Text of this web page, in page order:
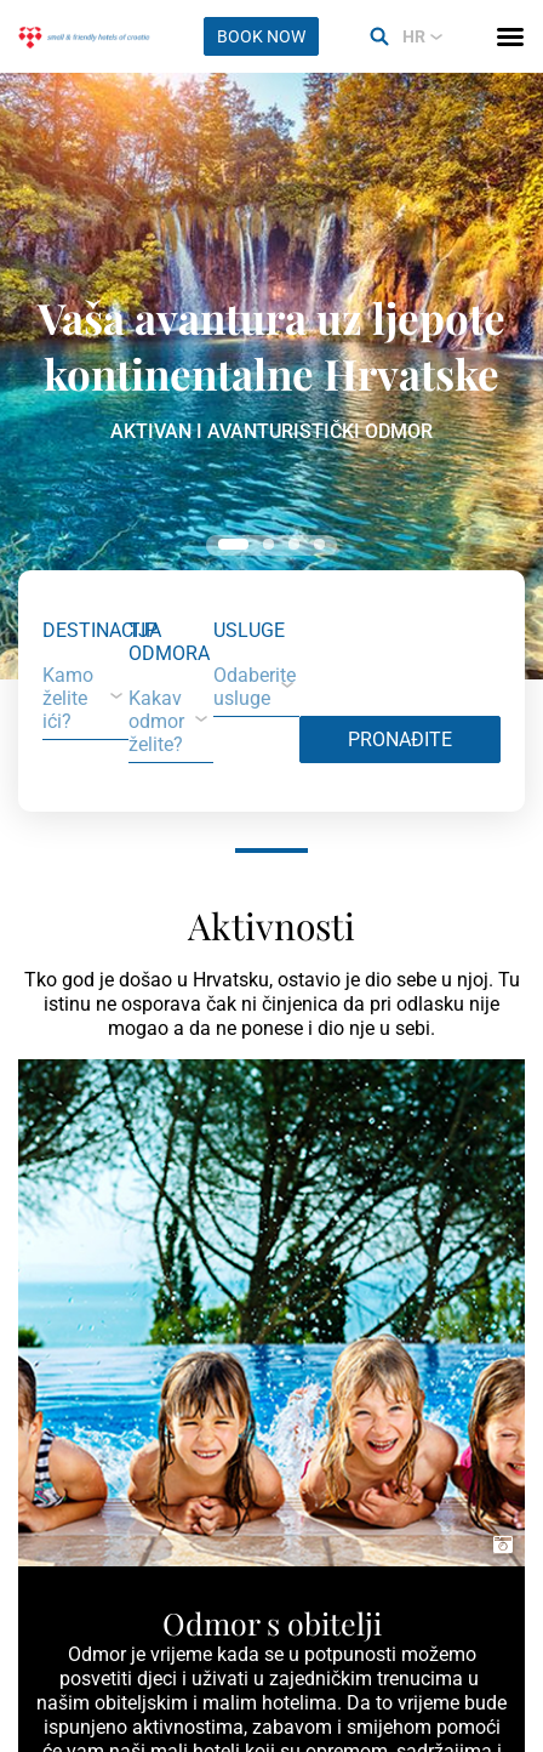
BOOK NOW HR
Vaša avantura uz ljepote
kontinentalne Hrvatske
AKTIVAN I AVANTURISTIČKI ODMOR
DESTINACIJA
Kamo
želite
ići?
TIP
ODMORA
Kakav
odmor
želite?
USLUGE
Odaberite
usluge
PRONAĐITE
Aktivnosti
Tko god je došao u Hrvatsku, ostavio je dio sebe u njoj. Tu
istinu ne osporava čak ni činjenica da pri odlasku nije
mogao a da ne ponese i dio nje u sebi.
Odmor je vrijeme kada se u potpunosti možemo
posvetiti djeci i uživati u zajedničkim trenucima u
našim obiteljskim i malim hotelima. Da to vrijeme bude
ispunjeno aktivnostima, zabavom i smijehom pomoći
Odmor s obitelji